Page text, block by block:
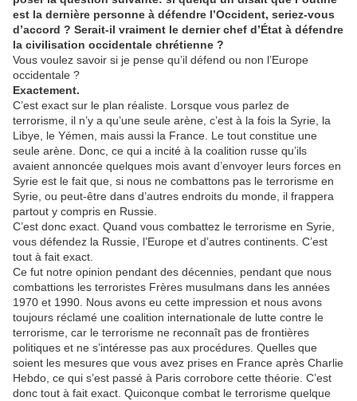
est la dernière personne à défendre l’Occident, seriez-vous
d’accord ? Serait-il vraiment le dernier chef d’État à défendre
la civilisation occidentale chrétienne ?
Vous voulez savoir si je pense qu’il défend ou non l’Europe
occidentale ?
Exactement.
C’est exact sur le plan réaliste. Lorsque vous parlez de
terrorisme, il n’y a qu’une seule arène, c’est à la fois la Syrie, la
Libye, le Yémen, mais aussi la France. Le tout constitue une
seule arène. Donc, ce qui a incité à la coalition russe qu’ils
avaient annoncée quelques mois avant d’envoyer leurs forces en
Syrie est le fait que, si nous ne combattons pas le terrorisme en
Syrie, ou peut-être dans d’autres endroits du monde, il frappera
partout y compris en Russie.
C’est donc exact. Quand vous combattez le terrorisme en Syrie,
vous défendez la Russie, l’Europe et d’autres continents. C’est
tout à fait exact.
Ce fut notre opinion pendant des décennies, pendant que nous
combattions les terroristes Frères musulmans dans les années
1970 et 1990. Nous avons eu cette impression et nous avons
toujours réclamé une coalition internationale de lutte contre le
terrorisme, car le terrorisme ne reconnaît pas de frontières
politiques et ne s’intéresse pas aux procédures. Quelles que
soient les mesures que vous avez prises en France après Charlie
Hebdo, ce qui s’est passé à Paris corrobore cette théorie. C’est
donc tout à fait exact. Quiconque combat le terrorisme quelque